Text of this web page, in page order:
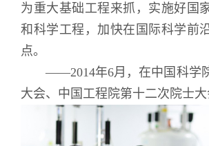
为重大基础工程来抓，实施好国
和科学工程，加快在国际科学前
点。
——2014年6月，在中国科学
大会、中国工程院第十二次院士